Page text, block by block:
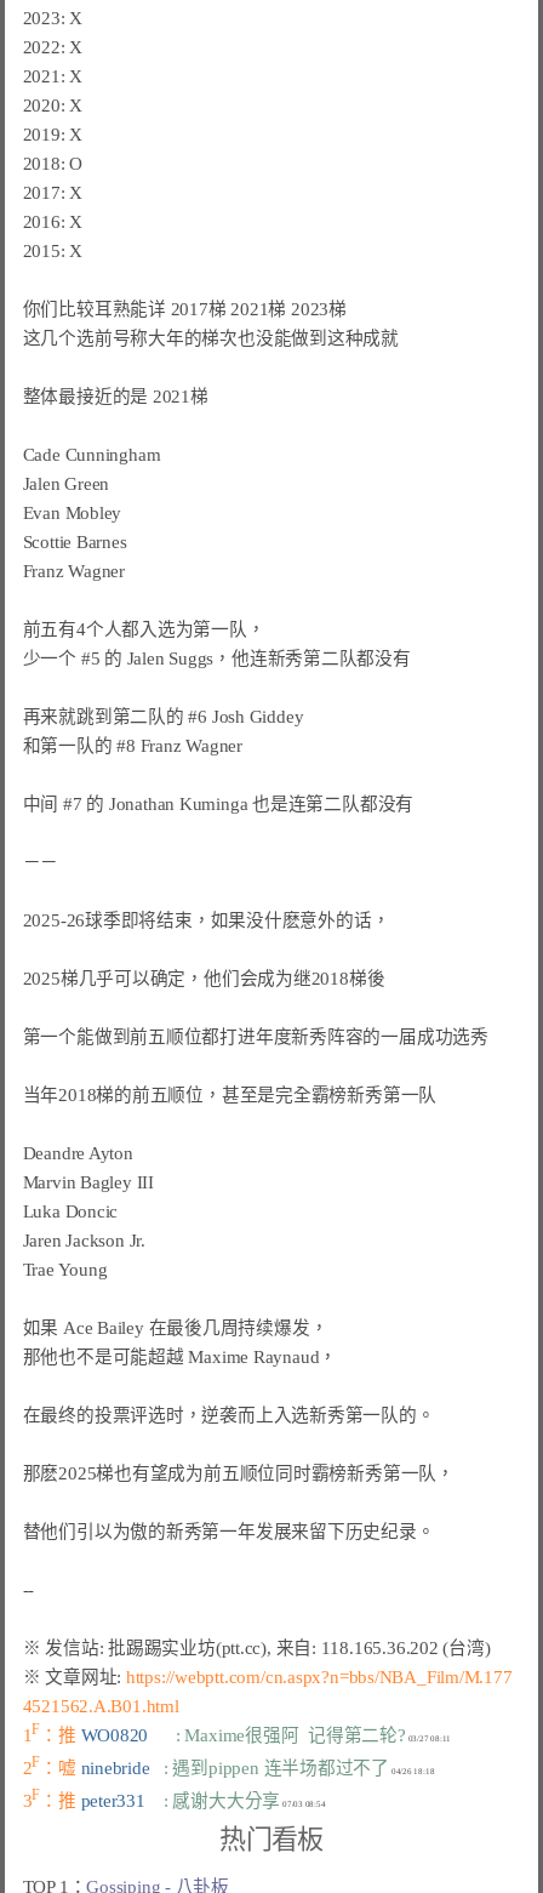
2023: X
2022: X
2021: X
2020: X
2019: X
2018: O
2017: X
2016: X
2015: X
你们比较耳熟能详 2017梯 2021梯 2023梯
这几个选前号称大年的梯次也没能做到这种成就
整体最接近的是 2021梯
Cade Cunningham
Jalen Green
Evan Mobley
Scottie Barnes
Franz Wagner
前五有4个人都入选为第一队，
少一个 #5 的 Jalen Suggs，他连新秀第二队都没有
再来就跳到第二队的 #6 Josh Giddey
和第一队的 #8 Franz Wagner
中间 #7 的 Jonathan Kuminga 也是连第二队都没有
－－
2025-26球季即将结束，如果没什麽意外的话，
2025梯几乎可以确定，他们会成为继2018梯後
第一个能做到前五顺位都打进年度新秀阵容的一届成功选秀
当年2018梯的前五顺位，甚至是完全霸榜新秀第一队
Deandre Ayton
Marvin Bagley III
Luka Doncic
Jaren Jackson Jr.
Trae Young
如果 Ace Bailey 在最後几周持续爆发，
那他也不是可能超越 Maxime Raynaud，
在最终的投票评选时，逆袭而上入选新秀第一队的。
那麽2025梯也有望成为前五顺位同时霸榜新秀第一队，
替他们引以为傲的新秀第一年发展来留下历史纪录。
※ 发信站: 批踢踢实业坊(ptt.cc), 来自: 118.165.36.202 (台湾)
※ 文章网址: https://webptt.com/cn.aspx?n=bbs/NBA_Film/M.177
4521562.A.B01.html
1F ：推 WO0820 : Maxime很强阿  记得第二轮?
2F ：嘘 ninebride : 遇到pippen 连半场都过不了 04/26 18:18
3F ：推 peter331 : 感谢大大分享 07/03 08:54
热门看板
TOP 1：Gossiping - 八卦板